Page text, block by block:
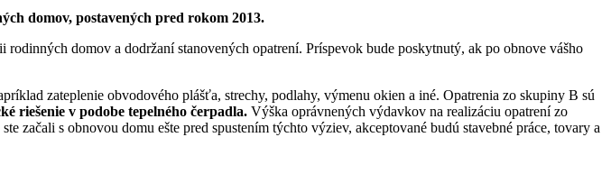
domov, postavených pred rokom 2013.
rodinných domov a dodržaní stanovených opatrení. Príspevok bude poskytnutý, ak po obnove vášho
zateplenie obvodového plášťa, strechy, podlahy, výmenu okien a iné. Opatrenia zo skupiny B sú
riešenie v podobe tepelného čerpadla. Výška oprávnených výdavkov na realizáciu opatrení zo
s obnovou domu ešte pred spustením týchto výziev, akceptované budú stavebné práce, tovary a